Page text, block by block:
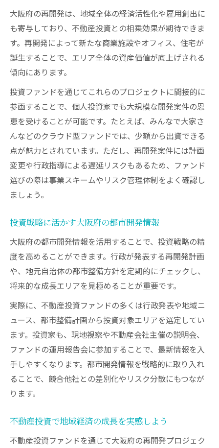
大阪府の再開発は、地域全体の経済活性化や雇用創出に
も寄与しており、不動産投資との相乗効果が期待できま
す。再開発によって新たな商業施設やオフィス、住宅が
誕生することで、エリア全体の資産価値が底上げされる
傾向にあります。
投資ファンドを通じてこれらのプロジェクトに間接的に
参画することで、個人投資家でも大規模な開発案件の恩
恵を受けることが可能です。たとえば、みんなで大家さ
んなどのクラウド型ファンドでは、少額から出資できる
点が魅力とされています。ただし、再開発案件には計画
変更や行政指導による遅延リスクもあるため、ファンド
選びの際は事業スキームやリスク管理体制をよく確認し
ましょう。
投資戦略に活かす大阪府の都市開発情報
大阪府の都市開発情報を活用することで、投資戦略の精
度を高めることができます。行政が発表する再開発計画
や、地元自治体の都市整備方針を定期的にチェックし、
将来的な成長エリアを見極めることが重要です。
実際に、不動産投資ファンドの多くは行政発表や地域ニ
ュース、都市整備計画から投資対象エリアを選定してい
ます。投資家も、現地視察や不動産会社主催の説明会、
ファンドの運用報告会に参加することで、最新情報を入
手しやすくなります。都市開発情報を戦略的に取り入れ
ることで、競合他社との差別化やリスク分散にもつなが
ります。
不動産投資で地域経済の成長を実感しよう
不動産投資ファンドを通じて大阪府の再開発プロジェク